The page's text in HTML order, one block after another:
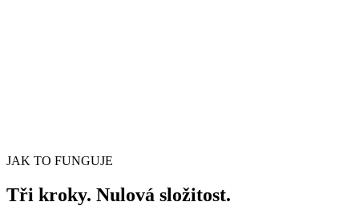
JAK TO FUNGUJE
Tři kroky. Nulová složitost.